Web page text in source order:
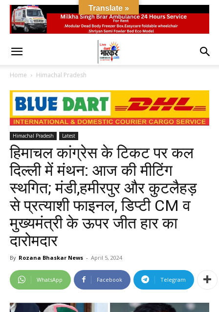
Home Himachal Pradesh
Himachal Pradesh Latest
हिमाचल कांग्रेस के टिकट पर कल
दिल्ली में मंथन: आज की मीटिंग
स्थगित; मंडी,हमीरपुर और कुटलैहड़
से प्रत्याशी फाइनल, डिप्टी CM व
मुख्यमंत्री के ऊपर जीत हार का
दारोमदार
By Rozana Bhaskar News - April 5, 2024
WhatsApp Facebook Telegram
Translate »